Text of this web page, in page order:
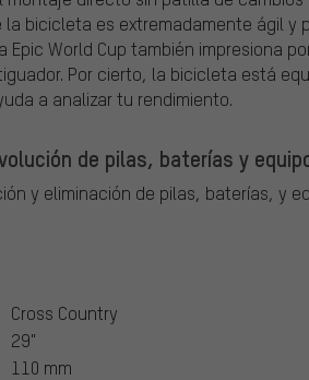
la bicicleta es extremadamente ágil y
World Cup también impresiona
Por cierto, la bicicleta está
a analizar tu rendimiento.
de pilas, baterías y
y eliminación de pilas, baterías, y
Cross Country
29"
110 mm